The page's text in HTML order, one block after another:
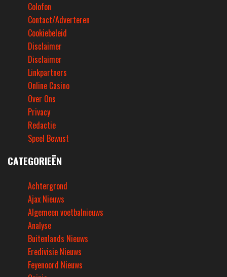
Colofon
Contact/Adverteren
Cookiebeleid
Disclaimer
Disclaimer
Linkpartners
Online Casino
Over Ons
Privacy
Redactie
Speel Bewust
CATEGORIEËN
Achtergrond
Ajax Nieuws
Algemeen voetbalnieuws
Analyse
Buitenlands Nieuws
Eredivisie Nieuws
Feyenoord Nieuws